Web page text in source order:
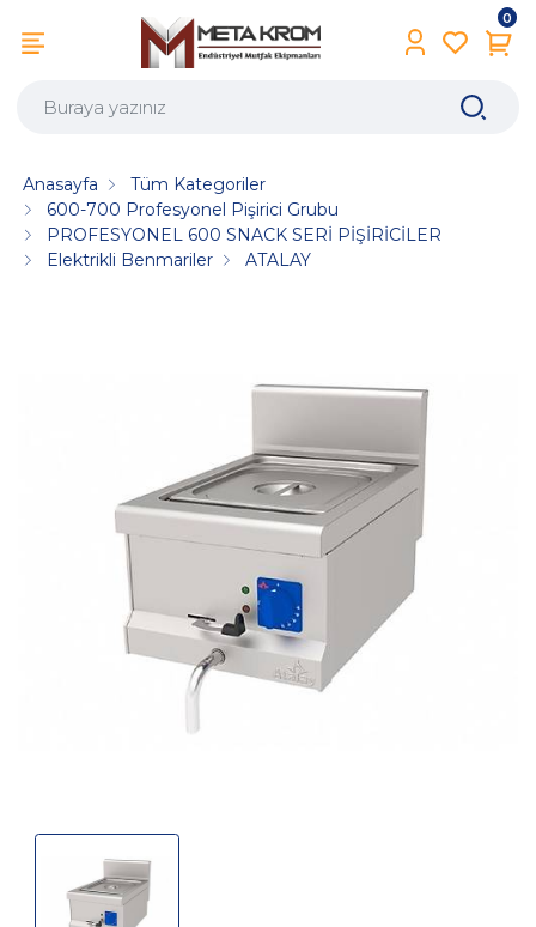
0
Anasayfa
Tüm Kategoriler
600-700 Profesyonel Pişirici Grubu
PROFESYONEL 600 SNACK SERİ PİŞİRİCİLER
Elektrikli Benmariler
ATALAY